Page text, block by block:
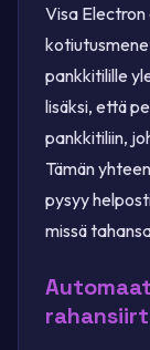
Visa
pankkitilille
lisäksi, että
pankkitiliin,
Tämän
pysyy
missä